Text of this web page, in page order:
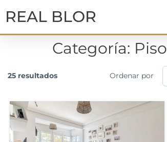
REAL BLOR
Categoría: Piso
25 resultados Ordenar por